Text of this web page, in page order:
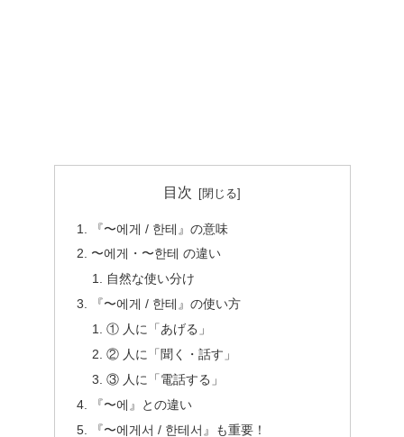
目次
『〜에게 / 한테』の意味
〜에게・〜한테 の違い
自然な使い分け
『〜에게 / 한테』の使い方
① 人に「あげる」
② 人に「聞く・話す」
③ 人に「電話する」
『〜에』との違い
『〜에게서 / 한테서』も重要！